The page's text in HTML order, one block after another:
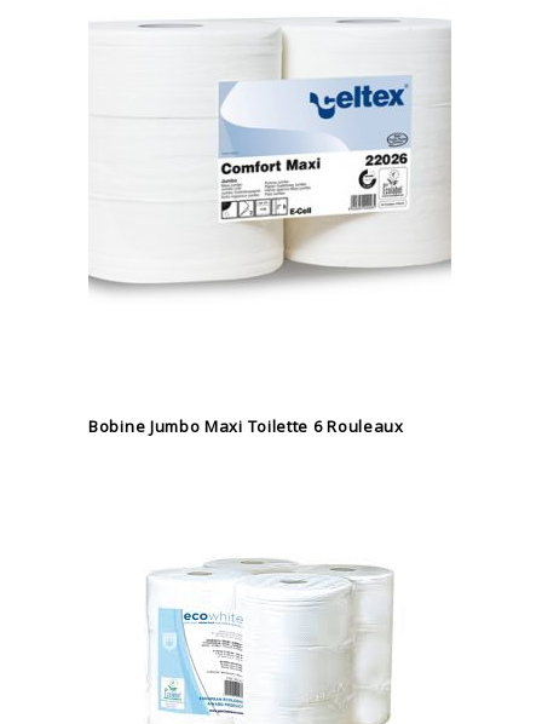
Bobine Jumbo Maxi Toilette 6 Rouleaux